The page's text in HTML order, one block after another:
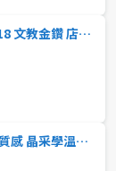
桃園買屋 青埔買房 晶采學 A18 文教金鑽 店面 珍稀出售
青埔買屋 中壢買屋 全新生活質感 晶采學溫馨兩房車